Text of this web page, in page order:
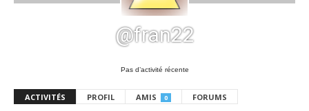
@fran22
Pas d’activité récente
ACTIVITÉS PROFIL AMIS 0 FORUMS